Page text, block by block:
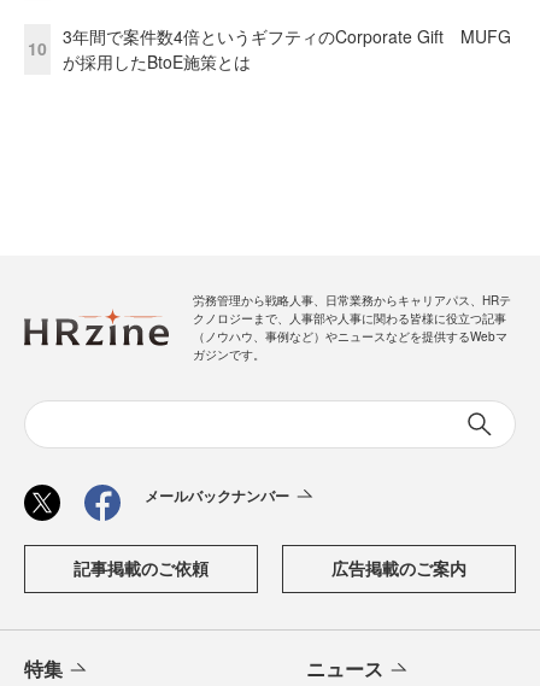
10
3年間で案件数4倍というギフティのCorporate Gift MUFG
が採用したBtoE施策とは
労務管理から戦略人事、日常業務からキャリアパス、HRテ
クノロジーまで、人事部や人事に関わる皆様に役立つ記事
（ノウハウ、事例など）やニュースなどを提供するWebマ
ガジンです。
メールバックナンバー
記事掲載のご依頼 広告掲載のご案内
特集 ニュース